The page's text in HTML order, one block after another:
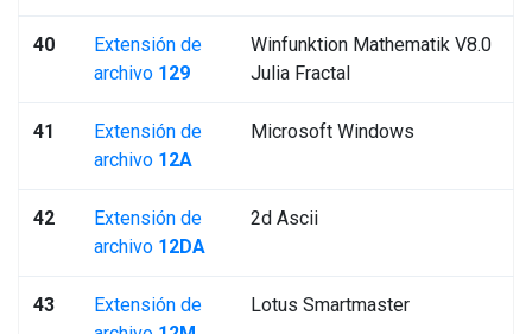
40
Extensión de
archivo 129
Winfunktion Mathematik V8.0
Julia Fractal
41
Extensión de
archivo 12A
Microsoft Windows
42
Extensión de
archivo 12DA
2d Ascii
43
Extensión de
Lotus Smartmaster